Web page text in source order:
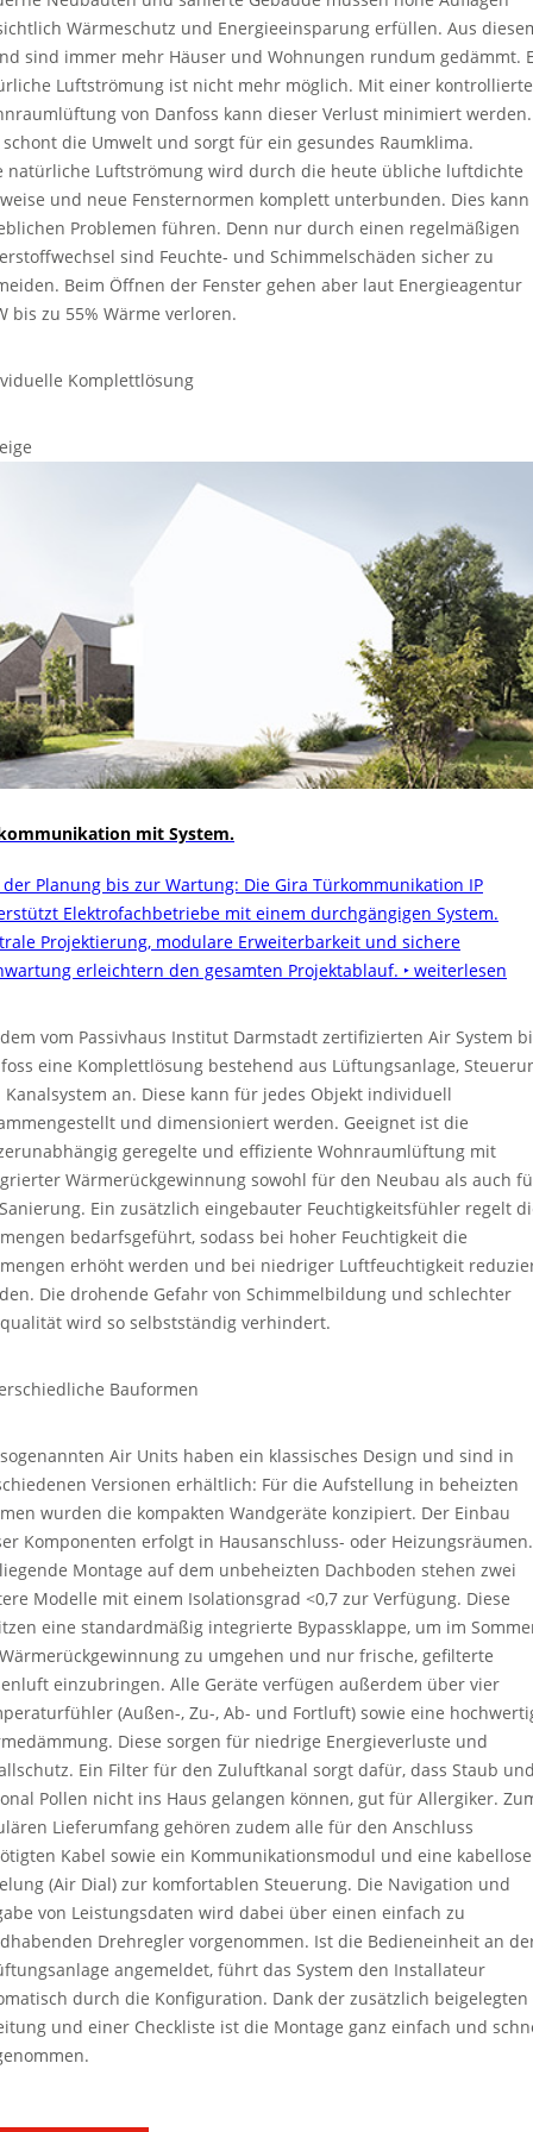
Wärmeschutz und Energieeinsparung erfüllen. Aus
sind immer mehr Häuser und Wohnungen rundum gedämmt.
Luftströmung ist nicht mehr möglich. Mit einer
von Danfoss kann dieser Verlust minimiert werden.
schont die Umwelt und sorgt für ein gesundes Raumklima.
natürliche Luftströmung wird durch die heute übliche luftdichte
und neue Fensternormen komplett unterbunden. Dies kann
Problemen führen. Denn nur durch einen regelmäßigen
sind Feuchte- und Schimmelschäden sicher zu
Beim Öffnen der Fenster gehen aber laut Energieagentur
bis zu 55% Wärme verloren.
Komplettlösung
mit System.
der Planung bis zur Wartung: Die Gira Türkommunikation IP
Elektrofachbetriebe mit einem durchgängigen System.
Projektierung, modulare Erweiterbarkeit und sichere
erleichtern den gesamten Projektablauf. ‣ weiterlesen
vom Passivhaus Institut Darmstadt zertifizierten Air System
eine Komplettlösung bestehend aus Lüftungsanlage,
Kanalsystem an. Diese kann für jedes Objekt individuell
und dimensioniert werden. Geeignet ist die
geregelte und effiziente Wohnraumlüftung mit
Wärmerückgewinnung sowohl für den Neubau als auch
Ein zusätzlich eingebauter Feuchtigkeitsfühler regelt
bedarfsgeführt, sodass bei hoher Feuchtigkeit die
erhöht werden und bei niedriger Luftfeuchtigkeit
Die drohende Gefahr von Schimmelbildung und schlechter
wird so selbstständig verhindert.
Bauformen
Air Units haben ein klassisches Design und sind in
Versionen erhältlich: Für die Aufstellung in beheizten
wurden die kompakten Wandgeräte konzipiert. Der Einbau
Komponenten erfolgt in Hausanschluss- oder
Montage auf dem unbeheizten Dachboden stehen zwei
Modelle mit einem Isolationsgrad <0,7 zur Verfügung. Diese
eine standardmäßig integrierte Bypassklappe, um im
zu umgehen und nur frische, gefilterte
einzubringen. Alle Geräte verfügen außerdem über vier
(Außen-, Zu-, Ab- und Fortluft) sowie eine
Diese sorgen für niedrige Energieverluste und
Ein Filter für den Zuluftkanal sorgt dafür, dass Staub
Pollen nicht ins Haus gelangen können, gut für Allergiker.
Lieferumfang gehören zudem alle für den Anschluss
Kabel sowie ein Kommunikationsmodul und eine kabellose
(Air Dial) zur komfortablen Steuerung. Die Navigation und
von Leistungsdaten wird dabei über einen einfach zu
Drehregler vorgenommen. Ist die Bedieneinheit an
angemeldet, führt das System den Instal­lateur
durch die Konfiguration. Dank der zusätzlich beigelegten
und einer Checkliste ist die Montage ganz einfach und